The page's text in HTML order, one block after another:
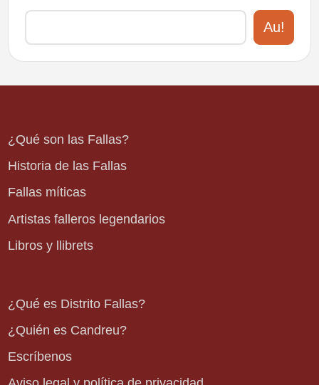
Au!
¿Qué son las Fallas?
Historia de las Fallas
Fallas míticas
Artistas falleros legendarios
Libros y llibrets
¿Qué es Distrito Fallas?
¿Quién es Candreu?
Escríbenos